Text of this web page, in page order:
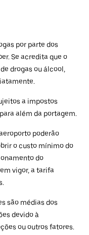
por parte dos
Se acredita que o
drogas ou álcool,
a impostos
além da portagem.
poderão
o custo mínimo do
do
vigor, a tarifa
são médias dos
devido à
ou outros fatores.